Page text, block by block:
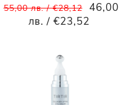
55,00 лв. / €28,12 46,00
лв. / €23,52